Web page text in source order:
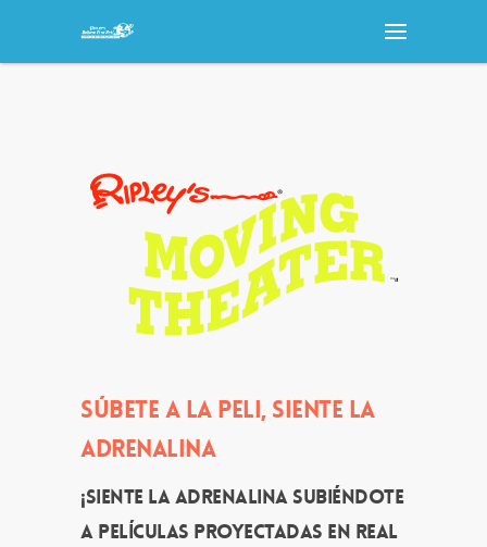
SÚBETE A LA PELI, SIENTE LA
ADRENALINA
¡Siente la adrenalina subiéndote
a películas proyectadas en REAL